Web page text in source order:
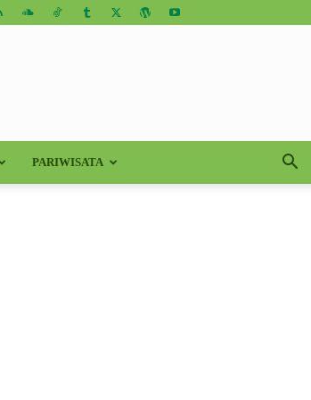
PARIWISATA